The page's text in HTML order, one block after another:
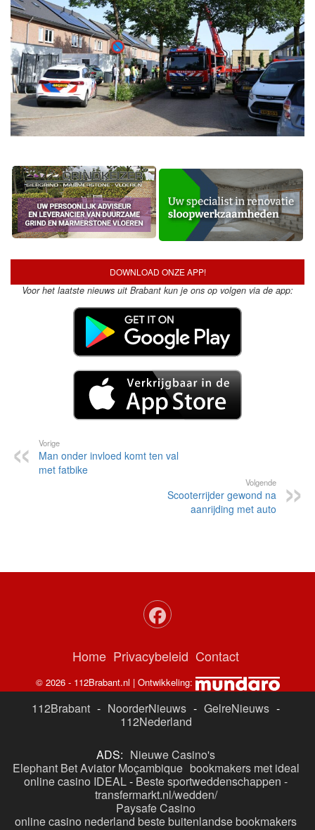
DOWNLOAD ONZE APP!
Voor het laatste nieuws uit Brabant kun je ons op volgen via de app:
Vorige
Man onder invloed komt ten val
met fatbike
Volgende
Scooterrijder gewond na
aanrijding met auto
Home Privacybeleid Contact
© 2026 - 112Brabant.nl | Ontwikkeling:
112Brabant - NoorderNieuws - GelreNieuws -
112Nederland
ADS: Nieuwe Casino's
Elephant Bet Aviator Moçambique bookmakers met ideal
online casino IDEAL- Beste sportweddenschappen -
transfermarkt.nl/wedden/
Paysafe Casino
online casino nederland beste buitenlandse bookmakers